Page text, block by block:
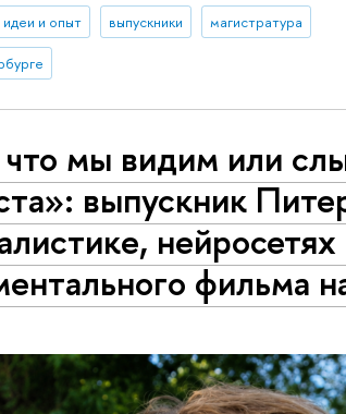
идеи и опыт выпускники магистратура
мы видим или
выпускник
фильма